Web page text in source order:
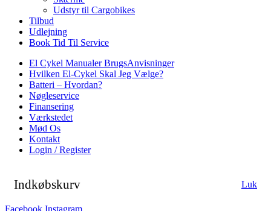
Udstyr til Cargobikes
Tilbud
Udlejning
Book Tid Til Service
El Cykel Manualer BrugsAnvisninger
Hvilken El-Cykel Skal Jeg Vælge?
Batteri – Hvordan?
Nøgleservice
Finansering
Værkstedet
Mød Os
Kontakt
Login / Register
Indkøbskurv Luk
Facebook Instagram